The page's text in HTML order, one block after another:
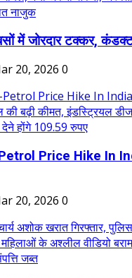
बसों में जोरदार टक्कर,
20, 2026 0
Price Hike In
20, 2026 0